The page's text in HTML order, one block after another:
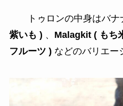
トゥロンの中身はバナ
紫いも ) 、 Malagkit ( もち
フルーツ ) などのバリエー